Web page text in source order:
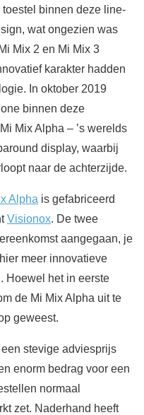
binnen deze line-
wat ongezien was
Mix 2 en Mi Mix 3
karakter hadden
In oktober 2019
binnen deze
Mix Alpha – ’s werelds
display, waarbij
naar de achterzijde.
Alpha is gefabriceerd
Visionox. De twee
aangegaan, je
meer innovatieve
Hoewel het in eerste
de Mi Mix Alpha uit te
geweest.
stevige adviesprijs
enorm bedrag voor een
normaal
zet. Naderhand heeft